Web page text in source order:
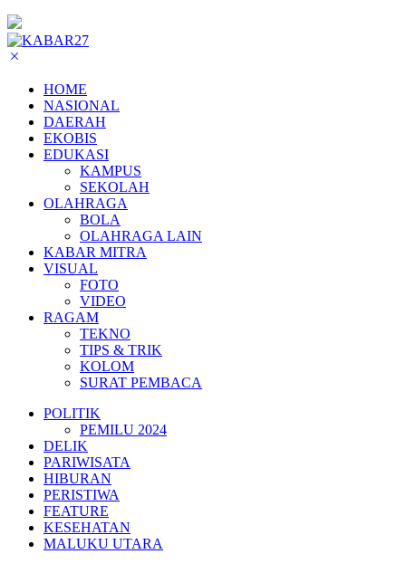
HOME
NASIONAL
DAERAH
EKOBIS
EDUKASI
KAMPUS
SEKOLAH
OLAHRAGA
BOLA
OLAHRAGA LAIN
KABAR MITRA
VISUAL
FOTO
VIDEO
RAGAM
TEKNO
TIPS & TRIK
KOLOM
SURAT PEMBACA
POLITIK
PEMILU 2024
DELIK
PARIWISATA
HIBURAN
PERISTIWA
FEATURE
KESEHATAN
MALUKU UTARA